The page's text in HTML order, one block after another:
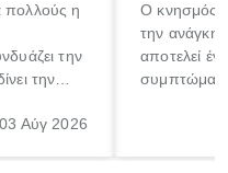
πολλούς η
την
την
μέρες
03 Αύγ 2026
Ο κνησμός
την ανάγκη
αποτελεί